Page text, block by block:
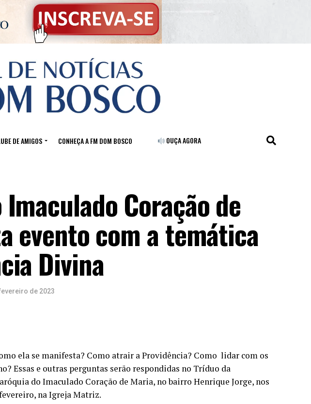
DE AMIGOS CONHEÇA A FM DOM BOSCO OUÇA AGORA
Coração de
evento com a temática
Divina
de 2023
ela se manifesta? Como atrair a Providência? Como lidar com os
Essas e outras perguntas serão respondidas no Tríduo da
do Imaculado Coração de Maria, no bairro Henrique Jorge, nos
na Igreja Matriz.